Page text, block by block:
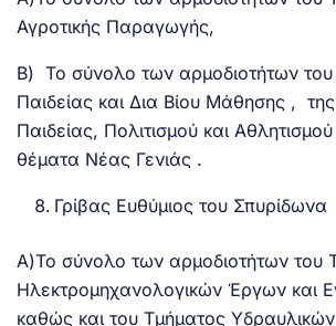
Αγροτικής Παραγωγής,
Β) Το σύνολο των αρμοδιοτήτων
Παιδείας και Δια Βίου Μάθησης ,
Παιδείας, Πολιτισμού και
θέματα Νέας Γενιάς .
Γρίβας Ευθύμιος του Σπυρίδωνα
Α)Το σύνολο των αρμοδιοτήτων του
Ηλεκτρομηχανολογικών Έργων και
καθώς και του Τμήματος Υδραυλικών